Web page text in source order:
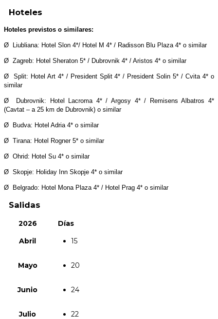
Hoteles
Hoteles previstos o similares:
Ø Liubliana: Hotel Slon 4*/ Hotel M 4* / Radisson Blu Plaza 4* o similar
Ø Zagreb: Hotel Sheraton 5* / Dubrovnik 4* / Aristos 4* o similar
Ø Split: Hotel Art 4* / President Split 4* / President Solin 5* / Cvita 4* o
similar
Ø Dubrovnik: Hotel Lacroma 4* / Argosy 4* / Remisens Albatros 4*
(Cavtat – a 25 km de Dubrovnik) o similar
Ø Budva: Hotel Adria 4* o similar
Ø Tirana: Hotel Rogner 5* o similar
Ø Ohrid: Hotel Su 4* o similar
Ø Skopje: Holiday Inn Skopje 4* o similar
Ø Belgrado: Hotel Mona Plaza 4* / Hotel Prag 4* o similar
Salidas
2026
Días
Abril
15
Mayo 20
Junio 24
Julio 22